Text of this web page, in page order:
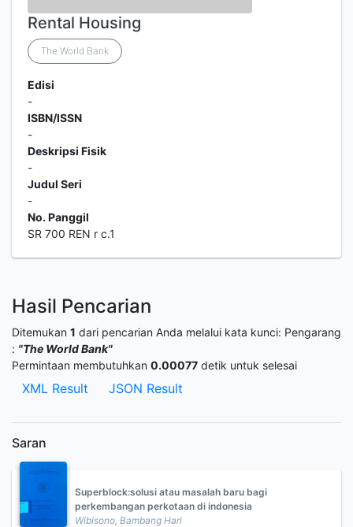
Rental Housing
The World Bank
Edisi
-
ISBN/ISSN
-
Deskripsi Fisik
-
Judul Seri
-
No. Panggil
SR 700 REN r c.1
Hasil Pencarian
Ditemukan 1 dari pencarian Anda melalui kata kunci: Pengarang
: "The World Bank"
Permintaan membutuhkan 0.00077 detik untuk selesai
XML Result JSON Result
Saran
Superblock:solusi atau masalah baru bagi
perkembangan perkotaan di indonesia
Wibisono, Bambang Hari